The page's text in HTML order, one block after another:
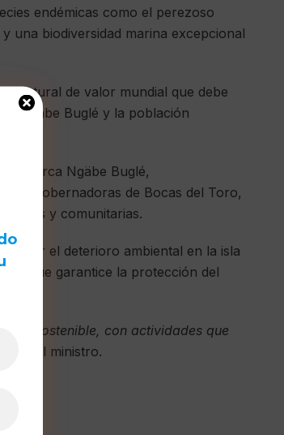
endémicas como el perezoso
una biodiversidad marina excepcional
natural de valor mundial que debe
Ngäbe Buglé y la población
comarca Ngäbe Buglé,
las gobernadoras de Bocas del Toro,
y comunitarias.
el deterioro ambiental en la isla
que garantice la protección del
sostenible, con actividades que
el ministro.